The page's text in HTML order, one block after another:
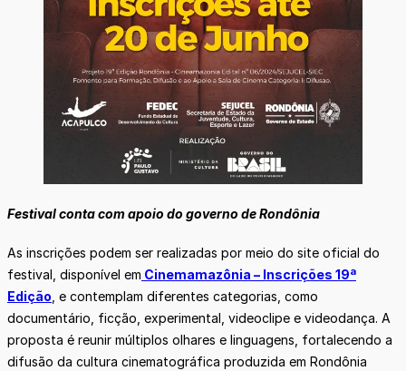
Festival conta com apoio do governo de Rondônia
As inscrições podem ser realizadas por meio do site oficial do
festival, disponível em Cinemamazônia – Inscrições 19ª
Edição , e contemplam diferentes categorias, como
documentário, ficção, experimental, videoclipe e videodança. A
proposta é reunir múltiplos olhares e linguagens, fortalecendo a
difusão da cultura cinematográfica produzida em Rondônia